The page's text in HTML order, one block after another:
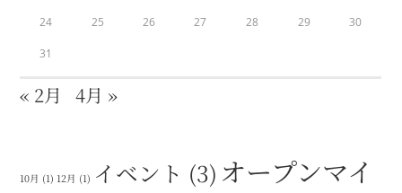
24 25 26 27 28 29 30
31
« 2月 4月 »
10月 (1) 12月 (1) イベント (3) オープンマイ